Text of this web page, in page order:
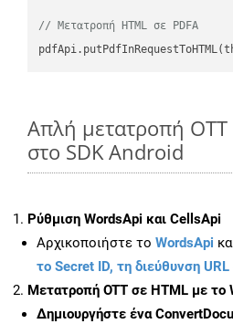
// Μετατροπή HTML σε PDFA
Απλή μετατροπή OTT
στο SDK Android
Ρύθμιση WordsApi και CellsApi
Αρχικοποιήστε το WordsApi
το Secret ID, τη διεύθυνση
Μετατροπή OTT σε HTML με το
Δημιουργήστε ένα